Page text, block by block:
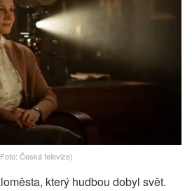
Česká televize)
který hudbou dobyl svět.